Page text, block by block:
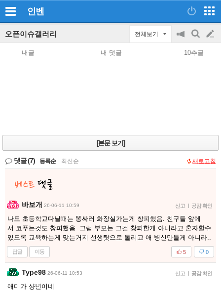
인벤
오픈이슈갤러리 전체보기
공
지
on/off
검
색
글
쓰
내글 내 댓글 10추글
[본문 보기]
댓글(7) 등록순 최신순 새로고침
바보개 26-06-11 10:59 신고 | 공감 확인
나도 초등학교다닐때는 똥싸러 화장실가는게 창피했음. 친구들 앞에
서 코푸는것도 창피했음. 그럼 부모는 그걸 창피한게 아니라고 혼자할수
있도록 교육하는게 맞는거지 선생탓으로 돌리고 애 병신만들게 아니라..
답글 이동 0
5
Type98 26-06-11 10:53 신고 | 공감 확인
애미가 샹년이네